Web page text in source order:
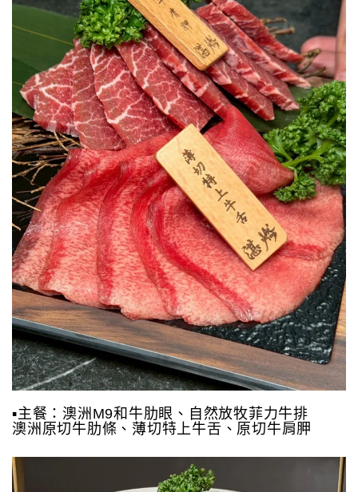
▪️主餐：澳洲M9和牛肋眼、自然放牧菲力牛排
澳洲原切牛肋條、薄切特上牛舌、原切牛肩胛